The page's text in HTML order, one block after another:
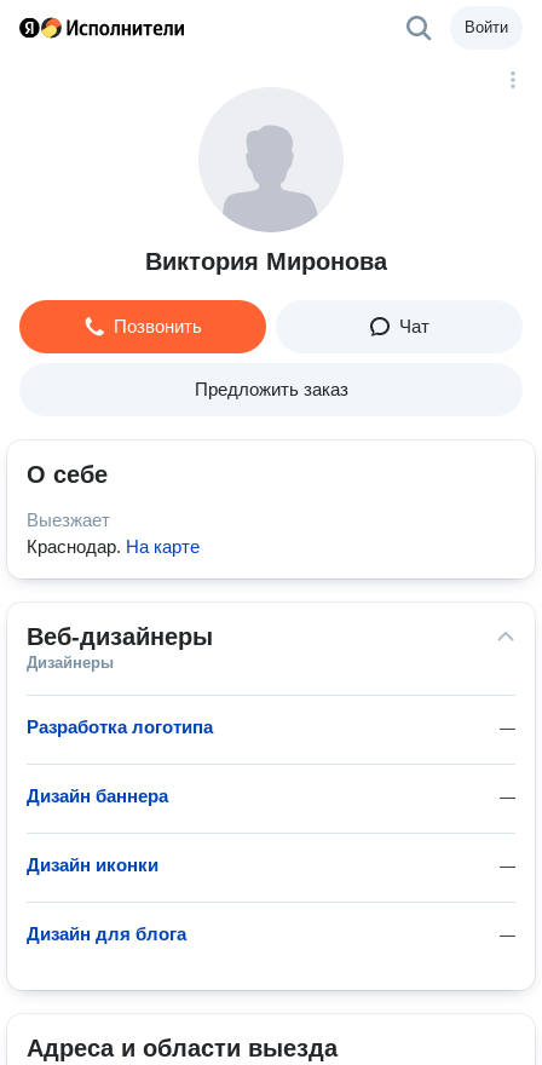
Войти
Виктория Миронова
Позвонить Чат
Предложить заказ
О себе
Выезжает
Краснодар. На карте
Веб-дизайнеры
Дизайнеры
—
Разработка логотипа
—
Дизайн баннера
—
Дизайн иконки
—
Дизайн для блога
Адреса и области выезда